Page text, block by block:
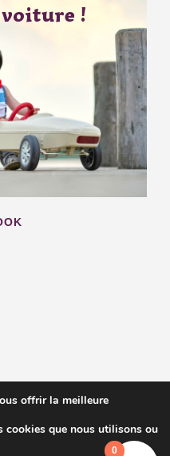
!
… en vente
0
offrir la meilleure
cookies que nous utilisons ou